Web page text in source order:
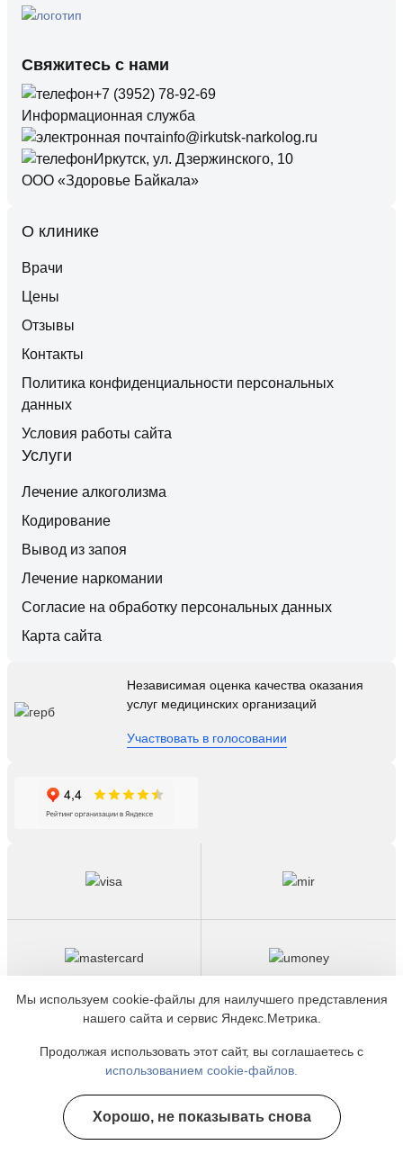
Свяжитесь с нами
+7 (3952) 78-92-69
Информационная служба
info@irkutsk-narkolog.ru
Иркутск, ул. Дзержинского, 10
ООО «Здоровье Байкала»
О клинике
Врачи
Цены
Отзывы
Контакты
Политика конфиденциальности персональных
данных
Условия работы сайта
Услуги
Лечение алкоголизма
Кодирование
Вывод из запоя
Лечение наркомании
Согласие на обработку персональных данных
Карта сайта
Независимая оценка качества оказания
услуг медицинских организаций
Участвовать в голосовании
офертой, несёт сугубо информационный характер, и не
служит для постановки диагноза и назначения лечения.
проконсультироваться с врачом. Консультационные
услуги, оказываемые по телефону, мессенджерам и в
Полезные курсы
Мы используем cookie-файлы для наилучшего представления
нашего сайта и сервис Яндекс.Метрика.
Продолжая использовать этот сайт, вы соглашаетесь с
использованием cookie-файлов.
Хорошо, не показывать снова